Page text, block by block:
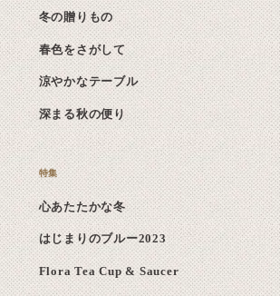
冬の贈りもの
春色をさがして
涼やかなテーブル
深まる秋の便り
心あたたかな冬
はじまりのブルー2023
Flora Tea Cup & Saucer